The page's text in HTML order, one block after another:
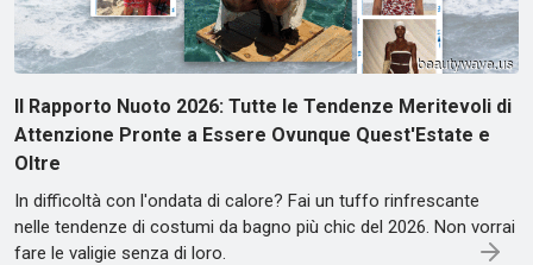
Il Rapporto Nuoto 2026: Tutte le Tendenze Meritevoli di
Attenzione Pronte a Essere Ovunque Quest'Estate e
Oltre
In difficoltà con l'ondata di calore? Fai un tuffo rinfrescante
nelle tendenze di costumi da bagno più chic del 2026. Non vorrai
fare le valigie senza di loro.